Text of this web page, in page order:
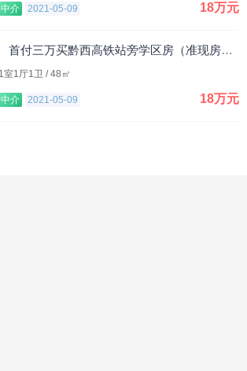
中介 2021-05-09 18万元
首付三万买黔西高铁站旁学区房（准现房）！
1室1厅1卫 / 48㎡
中介 2021-05-09 18万元